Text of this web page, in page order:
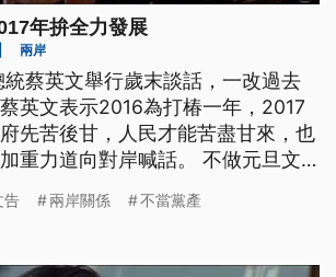
年拚全力發展
兩岸
蔡英文舉行歲末談話，一改過去
英文表示2016為打椿一年，2017
先苦後甘，人民才能苦盡甘來，也
道向對岸喊話。 不做元旦文
練行動，蔡英文也加重力道，向對
壓甚至威脅恫嚇的老路
告 兩岸關係 不當黨產